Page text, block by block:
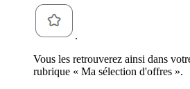
.
Vous les retrouverez ainsi dans
rubrique « Ma sélection d'offres ».